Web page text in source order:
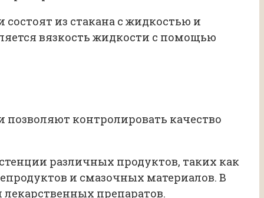
из стакана с жидкостью и
вязкость жидкости с помощью
контролировать качество
различных продуктов, таких как
и смазочных материалов. В
препаратов.